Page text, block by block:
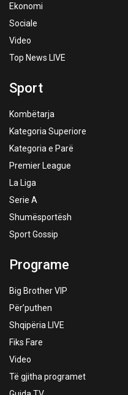
Ekonomi
Sociale
Video
Top News LIVE
Sport
Kombëtarja
Kategoria Superiore
Kategoria e Parë
Premier League
La Liga
Serie A
Shumësportësh
Sport Gossip
Programe
Big Brother VIP
Për’puthen
Shqipëria LIVE
Fiks Fare
Video
Të gjitha programet